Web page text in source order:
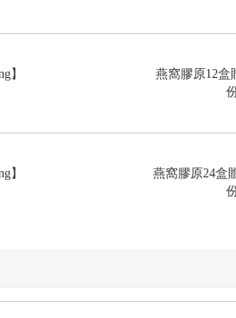
】
燕窩膠原12盒
】
燕窩膠原24盒